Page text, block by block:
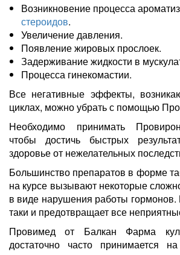
Возникновение процесса
стероидов.
Увеличение давления.
Появление жировых прослоек.
Задерживание жидкости в
Процесса гинекомастии.
Все негативные эффекты,
циклах, можно убрать с помощью
Необходимо принимать
чтобы достичь быстрых
здоровье от нежелательных
Большинство препаратов в форме
на курсе вызывают некоторые
в виде нарушения работы гормонов.
таки и предотвращает все
Провимед от Балкан Фарма
достаточно часто принимается